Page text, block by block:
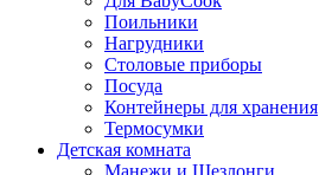
Поильники
Нагрудники
Столовые приборы
Посуда
Контейнеры для хранения
Термосумки
Детская комната